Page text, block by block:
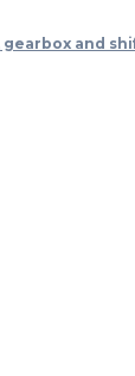
gearbox and